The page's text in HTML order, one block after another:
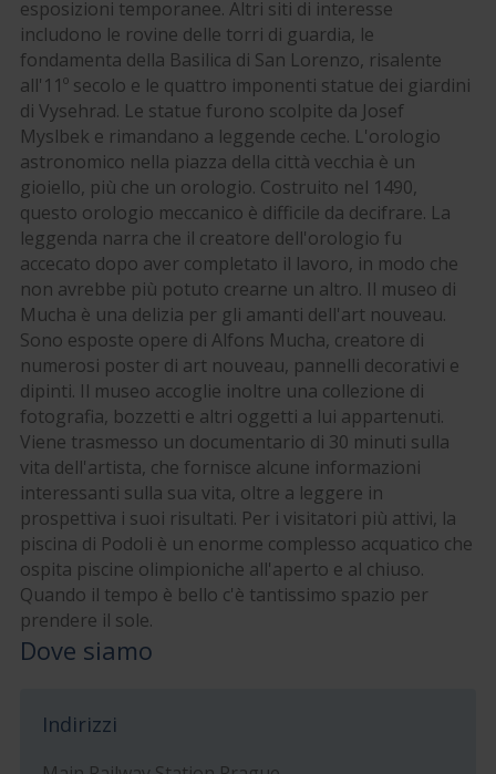
esposizioni temporanee. Altri siti di interesse
includono le rovine delle torri di guardia, le
fondamenta della Basilica di San Lorenzo, risalente
all'11º secolo e le quattro imponenti statue dei giardini
di Vysehrad. Le statue furono scolpite da Josef
Myslbek e rimandano a leggende ceche. L'orologio
astronomico nella piazza della città vecchia è un
gioiello, più che un orologio. Costruito nel 1490,
questo orologio meccanico è difficile da decifrare. La
leggenda narra che il creatore dell'orologio fu
accecato dopo aver completato il lavoro, in modo che
non avrebbe più potuto crearne un altro. Il museo di
Mucha è una delizia per gli amanti dell'art nouveau.
Sono esposte opere di Alfons Mucha, creatore di
numerosi poster di art nouveau, pannelli decorativi e
dipinti. Il museo accoglie inoltre una collezione di
fotografia, bozzetti e altri oggetti a lui appartenuti.
Viene trasmesso un documentario di 30 minuti sulla
vita dell'artista, che fornisce alcune informazioni
interessanti sulla sua vita, oltre a leggere in
prospettiva i suoi risultati. Per i visitatori più attivi, la
piscina di Podoli è un enorme complesso acquatico che
ospita piscine olimpioniche all'aperto e al chiuso.
Quando il tempo è bello c'è tantissimo spazio per
prendere il sole.
Dove siamo
Indirizzi